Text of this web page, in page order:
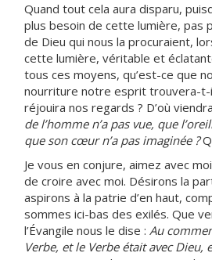
Quand tout cela aura disparu,
plus besoin de cette lumière, pas
de Dieu qui nous la procuraient,
cette lumière, véritable et
tous ces moyens, qu’est-ce que
nourriture notre esprit trouvera-t-
réjouira nos regards ? D’où
de l’homme n’a pas vue, que
que son cœur n’a pas imaginée ?
Je vous en conjure, aimez avec
de croire avec moi. Désirons la
aspirons à la patrie d’en haut,
sommes ici-bas des exilés. Que
l’Évangile nous le dise : Au
Verbe, et le Verbe était avec Dieu,